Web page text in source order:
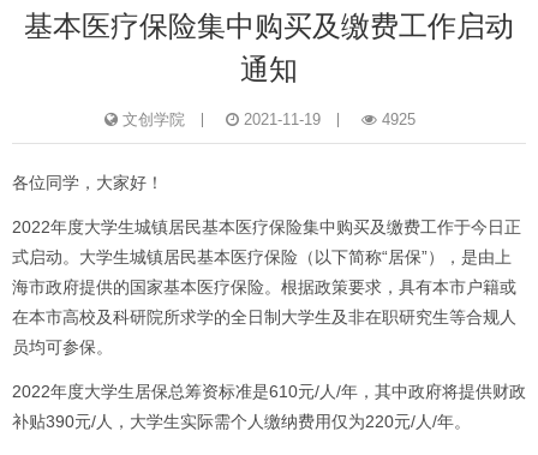
基本医疗保险集中购买及缴费工作启动
通知
文创学院 2021-11-19 4925
各位同学，大家好！
2022年度大学生城镇居民基本医疗保险集中购买及缴费工作于今日正
式启动。大学生城镇居民基本医疗保险（以下简称“居保”），是由上
海市政府提供的国家基本医疗保险。根据政策要求，具有本市户籍或
在本市高校及科研院所求学的全日制大学生及非在职研究生等合规人
员均可参保。
2022年度大学生居保总筹资标准是610元/人/年，其中政府将提供财政
补贴390元/人，大学生实际需个人缴纳费用仅为220元/人/年。